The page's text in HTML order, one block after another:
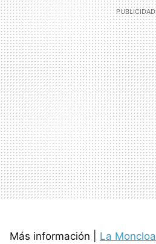
Más información | La Moncloa